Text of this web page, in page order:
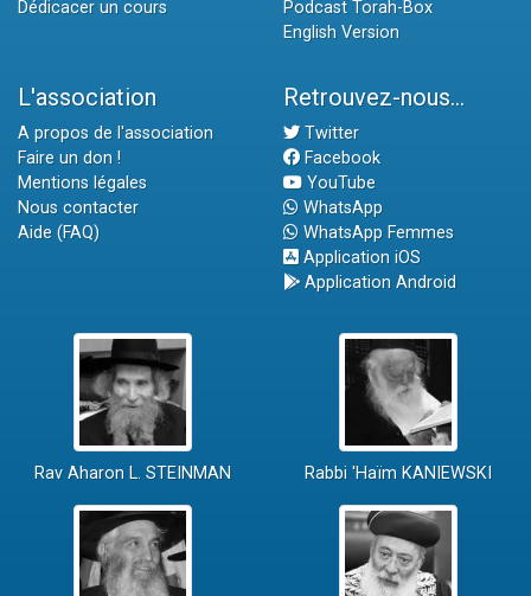
Dédicacer un cours
Podcast Torah-Box
English Version
L'association
A propos de l'association
Faire un don !
Mentions légales
Nous contacter
Aide (FAQ)
Retrouvez-nous...
Twitter
Facebook
YouTube
WhatsApp
WhatsApp Femmes
Application iOS
Application Android
Rav Aharon L. STEINMAN Rabbi 'Haïm KANIEWSKI